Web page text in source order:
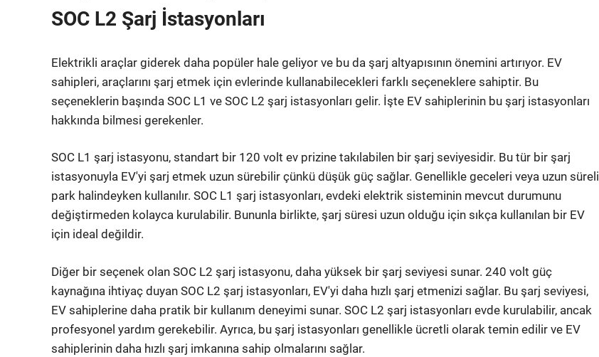
SOC L2 Şarj İstasyonları
Elektrikli araçlar giderek daha popüler hale geliyor ve bu da şarj altyapısının önemini artırıyor. EV
sahipleri, araçlarını şarj etmek için evlerinde kullanabilecekleri farklı seçeneklere sahiptir. Bu
seçeneklerin başında SOC L1 ve SOC L2 şarj istasyonları gelir. İşte EV sahiplerinin bu şarj istasyonları
hakkında bilmesi gerekenler.
SOC L1 şarj istasyonu, standart bir 120 volt ev prizine takılabilen bir şarj seviyesidir. Bu tür bir şarj
istasyonuyla EV'yi şarj etmek uzun sürebilir çünkü düşük güç sağlar. Genellikle geceleri veya uzun süreli
park halindeyken kullanılır. SOC L1 şarj istasyonları, evdeki elektrik sisteminin mevcut durumunu
değiştirmeden kolayca kurulabilir. Bununla birlikte, şarj süresi uzun olduğu için sıkça kullanılan bir EV
için ideal değildir.
Diğer bir seçenek olan SOC L2 şarj istasyonu, daha yüksek bir şarj seviyesi sunar. 240 volt güç
kaynağına ihtiyaç duyan SOC L2 şarj istasyonları, EV'yi daha hızlı şarj etmenizi sağlar. Bu şarj seviyesi,
EV sahiplerine daha pratik bir kullanım deneyimi sunar. SOC L2 şarj istasyonları evde kurulabilir, ancak
profesyonel yardım gerekebilir. Ayrıca, bu şarj istasyonları genellikle ücretli olarak temin edilir ve EV
sahiplerinin daha hızlı şarj imkanına sahip olmalarını sağlar.